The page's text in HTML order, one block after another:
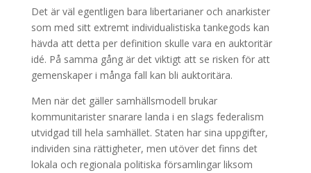
Det är väl egentligen bara libertarianer och anarkister
som med sitt extremt individualistiska tankegods kan
hävda att detta per definition skulle vara en auktoritär
idé. På samma gång är det viktigt att se risken för att
gemenskaper i många fall kan bli auktoritära.
Men när det gäller samhällsmodell brukar
kommunitarister snarare landa i en slags federalism
utvidgad till hela samhället. Staten har sina uppgifter,
individen sina rättigheter, men utöver det finns det
lokala och regionala politiska församlingar liksom